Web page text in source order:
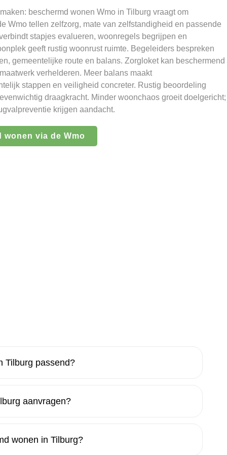
beschermd wonen Wmo in Tilburg vraagt om
Wmo tellen zelfzorg, mate van zelfstandigheid en passende
stapjes evalueren, woonregels begrijpen en
geeft rustig woonrust ruimte. Begeleiders bespreken
gemeentelijke route en balans. Zorgloket kan beschermend
verhelderen. Meer balans maakt
stappen en veiligheid concreter. Rustig beoordeling
draagkracht. Minder woonchaos groeit doelgericht;
krijgen aandacht.
wonen via de Wmo
Tilburg passend?
aanvragen?
wonen in Tilburg?